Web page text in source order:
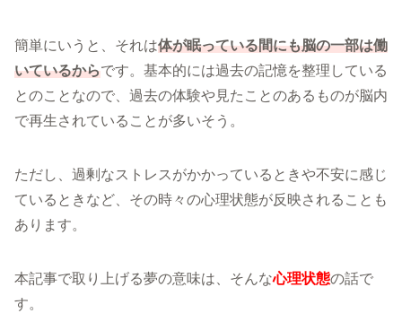
簡単にいうと、それは体が眠っている間にも脳の一部は働
いているからです。基本的には過去の記憶を整理している
とのことなので、過去の体験や見たことのあるものが脳内
で再生されていることが多いそう。
ただし、過剰なストレスがかかっているときや不安に感じ
ているときなど、その時々の心理状態が反映されることも
あります。
本記事で取り上げる夢の意味は、そんな心理状態の話で
す。